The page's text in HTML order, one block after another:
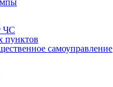
ЧС
пунктов
самоуправление